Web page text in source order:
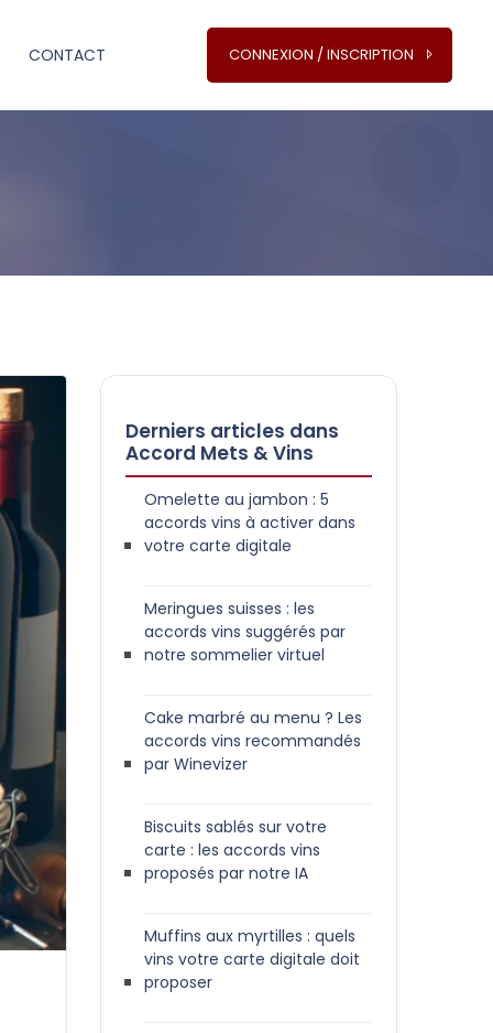
CONTACT CONNEXION / INSCRIPTION
Derniers articles dans
Accord Mets & Vins
Omelette au jambon : 5
accords vins à activer dans
votre carte digitale
Meringues suisses : les
accords vins suggérés par
notre sommelier virtuel
Cake marbré au menu ? Les
accords vins recommandés
par Winevizer
Biscuits sablés sur votre
carte : les accords vins
proposés par notre IA
Muffins aux myrtilles : quels
vins votre carte digitale doit
proposer